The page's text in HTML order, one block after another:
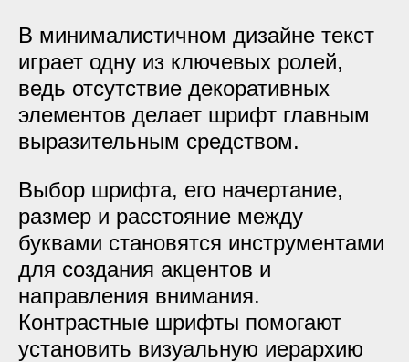
В минималистичном дизайне текст
играет одну из ключевых ролей,
ведь отсутствие декоративных
элементов делает шрифт главным
выразительным средством.
Выбор шрифта, его начертание,
размер и расстояние между
буквами становятся инструментами
для создания акцентов и
направления внимания.
Контрастные шрифты помогают
установить визуальную иерархию